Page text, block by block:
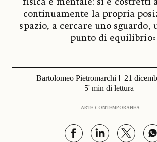
fisica e mentale: si è costretti
continuamente la propria
spazio, a cercare uno sguardo,
punto di equilibrio»
Bartolomeo Pietromarchi
21
5' min di lettura
ARTE CONTEMPORANEA